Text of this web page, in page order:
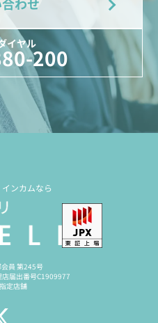
イヤル
200
ンカムなら
員 第245号
届出番号C1909977
定店舗